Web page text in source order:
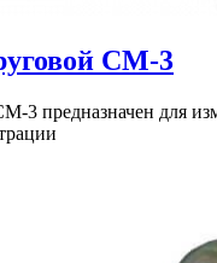
СМ-3
3 предназначен для